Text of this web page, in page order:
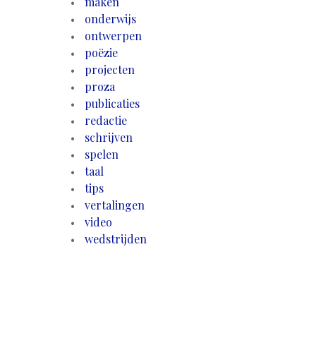
onderwijs
ontwerpen
poëzie
projecten
proza
publicaties
redactie
schrijven
spelen
taal
tips
vertalingen
video
wedstrijden